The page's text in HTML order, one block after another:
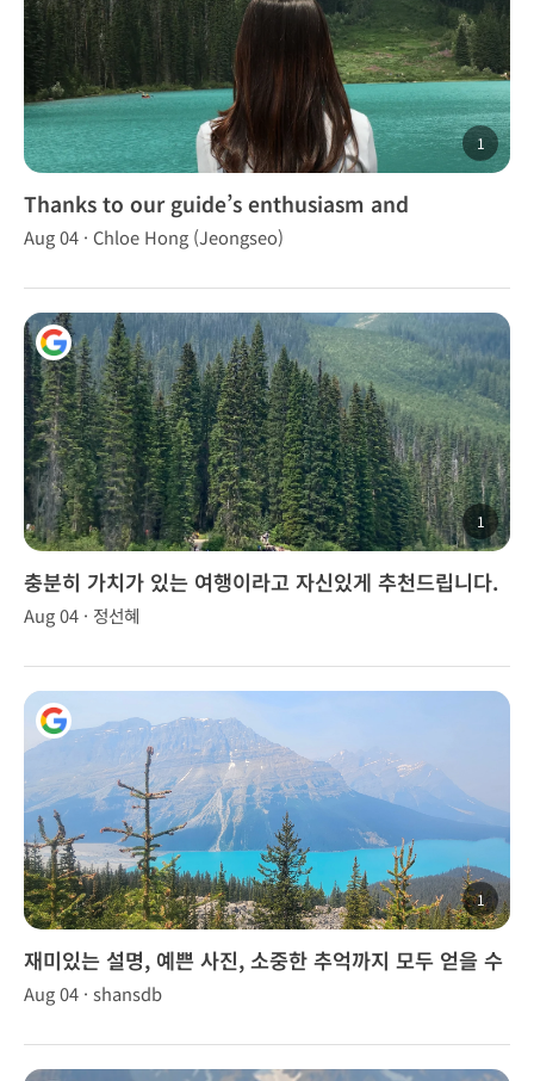
1
Thanks to our guide’s enthusiasm and
dedication.
Aug 04 · Chloe Hong (Jeongseo)
1
충분히 가치가 있는 여행이라고 자신있게 추천드립니다.
👍
Aug 04 · 정선혜
1
재미있는 설명, 예쁜 사진, 소중한 추억까지 모두 얻을 수
있었습니다.
Aug 04 · shansdb